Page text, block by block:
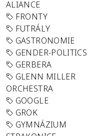
ALIANCE
FRONTY
FUTRÁLY
GASTRONOMIE
GENDER-POLITICS
GERBERA
GLENN MILLER
ORCHESTRA
GOOGLE
GROK
GYMNÁZIUM